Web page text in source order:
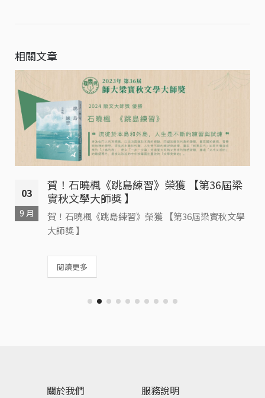
相關文章
03
9 月
賀！石曉楓《跳島練習》榮獲 【第36屆梁
實秋文學大師獎 】
賀！石曉楓《跳島練習》榮獲 【第36屆梁實秋文學
大師獎 】
閱讀更多
關於我們 服務說明